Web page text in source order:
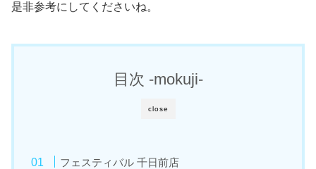
是非参考にしてくださいね。
close
目次 -mokuji-
フェスティバル 千日前店